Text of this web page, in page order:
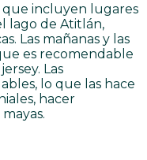
que incluyen lugares
lago de Atitlán,
Las mañanas y las
es recomendable
Las
lo que las hace
hacer